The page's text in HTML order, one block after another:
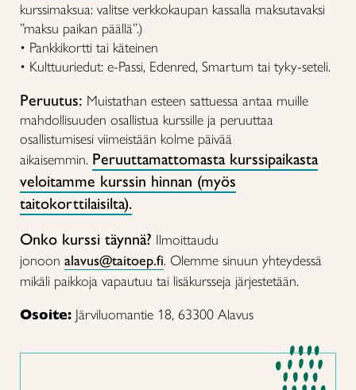
kurssimaksua: valitse verkkokaupan kassalla maksutavaksi
”maksu paikan päällä”.)
• Pankkikortti tai käteinen
• Kulttuuriedut: e-Passi, Edenred, Smartum tai tyky-seteli.
Peruutus: Muistathan esteen sattuessa antaa muille
mahdollisuuden osallistua kurssille ja peruuttaa
osallistumisesi viimeistään kolme päivää
aikaisemmin. Peruuttamattomasta kurssipaikasta
veloitamme kurssin hinnan (myös
taitokorttilaisilta).
Onko kurssi täynnä? Ilmoittaudu
jonoon alavus@taitoep.fi. Olemme sinuun yhteydessä
mikäli paikkoja vapautuu tai lisäkursseja järjestetään.
Osoite: Järviluomantie 18, 63300 Alavus